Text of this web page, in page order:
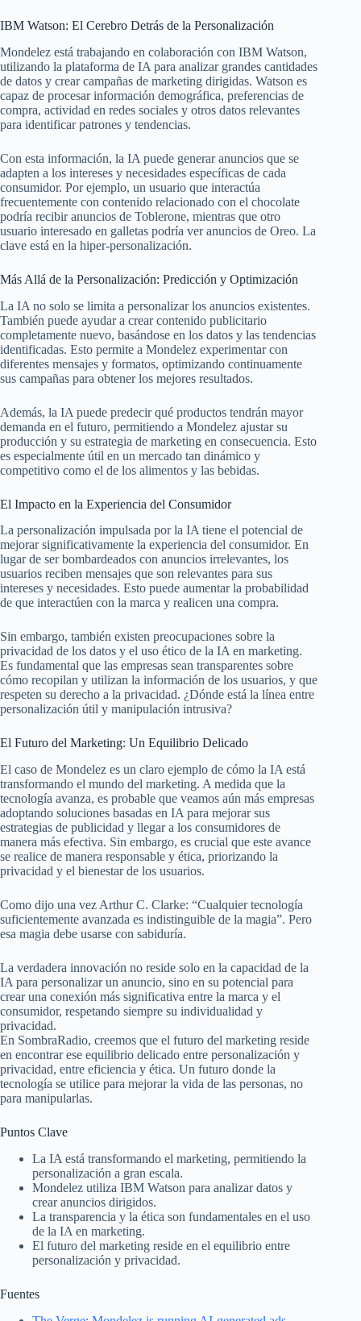
IBM Watson: El Cerebro Detrás de la Personalización
Mondelez está trabajando en colaboración con IBM Watson,
utilizando la plataforma de IA para analizar grandes cantidades
de datos y crear campañas de marketing dirigidas. Watson es
capaz de procesar información demográfica, preferencias de
compra, actividad en redes sociales y otros datos relevantes
para identificar patrones y tendencias.
Con esta información, la IA puede generar anuncios que se
adapten a los intereses y necesidades específicas de cada
consumidor. Por ejemplo, un usuario que interactúa
frecuentemente con contenido relacionado con el chocolate
podría recibir anuncios de Toblerone, mientras que otro
usuario interesado en galletas podría ver anuncios de Oreo. La
clave está en la hiper-personalización.
Más Allá de la Personalización: Predicción y Optimización
La IA no solo se limita a personalizar los anuncios existentes.
También puede ayudar a crear contenido publicitario
completamente nuevo, basándose en los datos y las tendencias
identificadas. Esto permite a Mondelez experimentar con
diferentes mensajes y formatos, optimizando continuamente
sus campañas para obtener los mejores resultados.
Además, la IA puede predecir qué productos tendrán mayor
demanda en el futuro, permitiendo a Mondelez ajustar su
producción y su estrategia de marketing en consecuencia. Esto
es especialmente útil en un mercado tan dinámico y
competitivo como el de los alimentos y las bebidas.
El Impacto en la Experiencia del Consumidor
La personalización impulsada por la IA tiene el potencial de
mejorar significativamente la experiencia del consumidor. En
lugar de ser bombardeados con anuncios irrelevantes, los
usuarios reciben mensajes que son relevantes para sus
intereses y necesidades. Esto puede aumentar la probabilidad
de que interactúen con la marca y realicen una compra.
Sin embargo, también existen preocupaciones sobre la
privacidad de los datos y el uso ético de la IA en marketing.
Es fundamental que las empresas sean transparentes sobre
cómo recopilan y utilizan la información de los usuarios, y que
respeten su derecho a la privacidad. ¿Dónde está la línea entre
personalización útil y manipulación intrusiva?
El Futuro del Marketing: Un Equilibrio Delicado
El caso de Mondelez es un claro ejemplo de cómo la IA está
transformando el mundo del marketing. A medida que la
tecnología avanza, es probable que veamos aún más empresas
adoptando soluciones basadas en IA para mejorar sus
estrategias de publicidad y llegar a los consumidores de
manera más efectiva. Sin embargo, es crucial que este avance
se realice de manera responsable y ética, priorizando la
privacidad y el bienestar de los usuarios.
Como dijo una vez Arthur C. Clarke: “Cualquier tecnología
suficientemente avanzada es indistinguible de la magia”. Pero
esa magia debe usarse con sabiduría.
La verdadera innovación no reside solo en la capacidad de la
IA para personalizar un anuncio, sino en su potencial para
crear una conexión más significativa entre la marca y el
consumidor, respetando siempre su individualidad y
privacidad.
En SombraRadio, creemos que el futuro del marketing reside
en encontrar ese equilibrio delicado entre personalización y
privacidad, entre eficiencia y ética. Un futuro donde la
tecnología se utilice para mejorar la vida de las personas, no
para manipularlas.
Puntos Clave
La IA está transformando el marketing, permitiendo la
personalización a gran escala.
Mondelez utiliza IBM Watson para analizar datos y
crear anuncios dirigidos.
La transparencia y la ética son fundamentales en el uso
de la IA en marketing.
El futuro del marketing reside en el equilibrio entre
personalización y privacidad.
Fuentes